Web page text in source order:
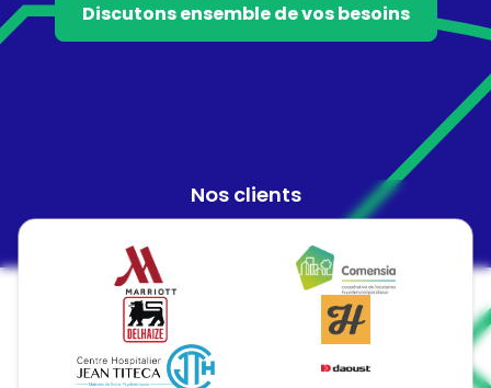
Discutons ensemble de vos besoins
Nos clients